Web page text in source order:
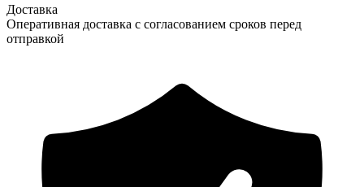
Доставка
Оперативная доставка с согласованием сроков перед
отправкой